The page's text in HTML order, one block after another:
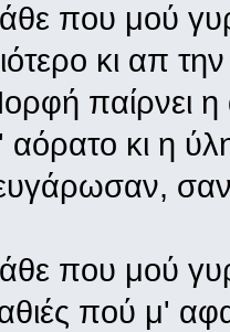
που μού
κι απ
παίρνει
αόρατο κι η
που μού
πού μ'